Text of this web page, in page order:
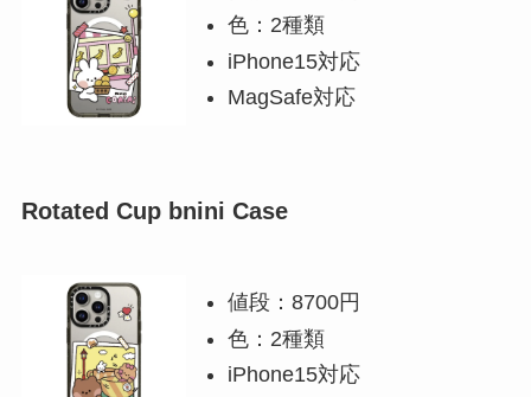
色：2種類
iPhone15対応
MagSafe対応
Rotated Cup bnini Case
値段：8700円
色：2種類
iPhone15対応